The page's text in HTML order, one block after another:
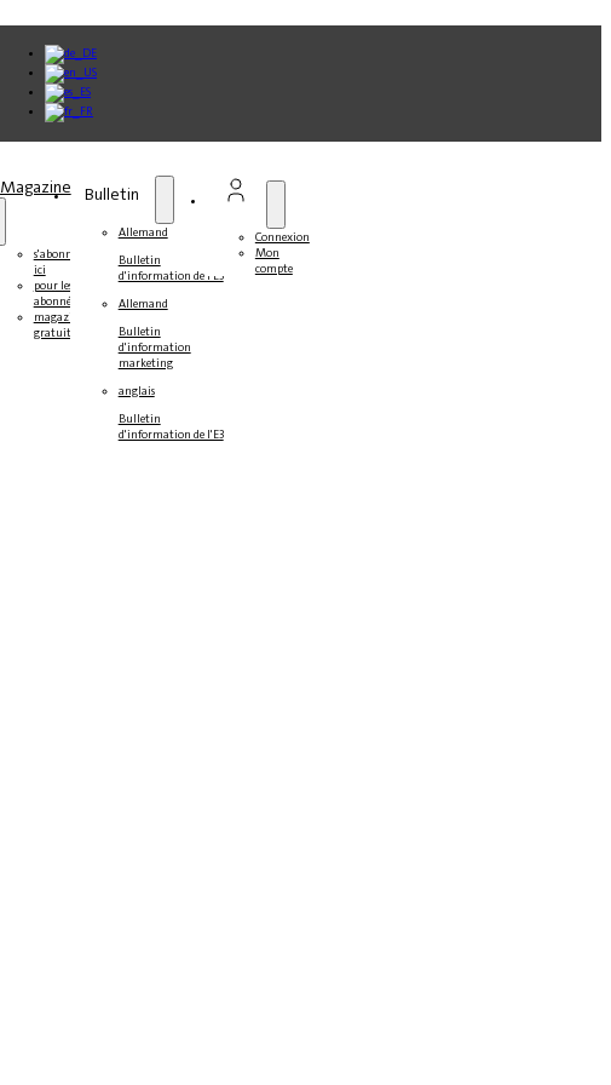
Magazine
s'abonner
ici
pour les
abonnés
magazines
gratuits
Bulletin
Allemand
Bulletin
d'information de l'E3
Allemand
Bulletin
d'information
marketing
anglais
Bulletin
d'information de l'E3
Connexion
Mon
compte